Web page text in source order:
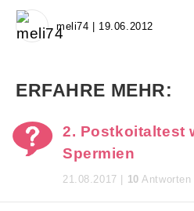
meli74 | 19.06.2012
ERFAHRE MEHR:
2. Postkoitaltest
Spermien
21.08.2017 | 10 Antworten